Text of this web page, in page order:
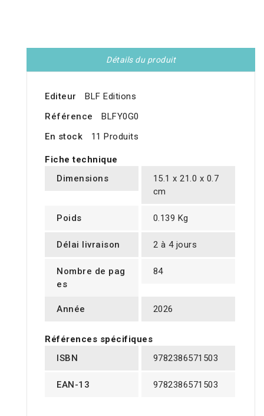
Détails du produit
Editeur
BLF Editions
Référence
BLFY0G0
En stock
11 Produits
Fiche technique
Dimensions
15.1 x 21.0 x 0.7
cm
Poids 0.139 Kg
Délai livraison 2 à 4 jours
Nombre de pag
es
84
Année 2026
Références spécifiques
ISBN
9782386571503
EAN-13 9782386571503